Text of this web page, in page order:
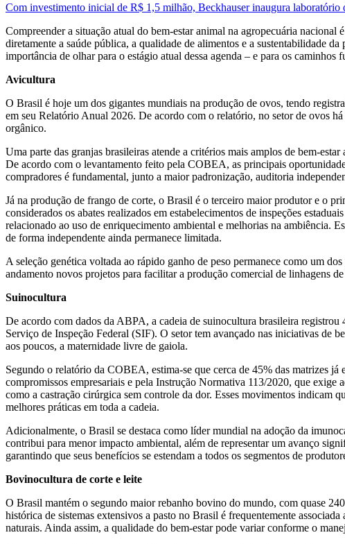
Com investimento inicial de R$ 1,5 milhão, Beckhauser inaugura
Compreender a situação atual do bem-estar animal na agropecuária
diretamente a saúde pública, a qualidade de alimentos e a sustentabilidade
importância de olhar para o estágio atual dessa agenda – e para os caminhos
Avicultura
O Brasil é hoje um dos gigantes mundiais na produção de ovos, tendo
em seu Relatório Anual 2026. De acordo com o relatório, no setor de ovos
orgânico.
Uma parte das granjas brasileiras atende a critérios mais amplos de bem-
De acordo com o levantamento feito pela COBEA, as principais
compradores é fundamental, junto a maior padronização, auditoria
Já na produção de frango de corte, o Brasil é o terceiro maior produtor e o
considerados os abates realizados em estabelecimentos de inspeções
relacionado ao uso de enriquecimento ambiental e melhorias na ambiência.
de forma independente ainda permanece limitada.
A seleção genética voltada ao rápido ganho de peso permanece como um
andamento novos projetos para facilitar a produção comercial de linhagens
Suinocultura
De acordo com dados da ABPA, a cadeia de suinocultura brasileira registrou
Serviço de Inspeção Federal (SIF). O setor tem avançado nas iniciativas de
aos poucos, a maternidade livre de gaiola.
Segundo o relatório da COBEA, estima-se que cerca de 45% das matrizes
compromissos empresariais e pela Instrução Normativa 113/2020, que exige
como a castração cirúrgica sem controle da dor. Esses movimentos indicam
melhores práticas em toda a cadeia.
Adicionalmente, o Brasil se destaca como líder mundial na adoção da
contribui para menor impacto ambiental, além de representar um avanço
garantindo que seus benefícios se estendam a todos os segmentos de
Bovinocultura de corte e leite
O Brasil mantém o segundo maior rebanho bovino do mundo, com quase
histórica de sistemas extensivos a pasto no Brasil é frequentemente
naturais. Ainda assim, a qualidade do bem-estar pode variar conforme o